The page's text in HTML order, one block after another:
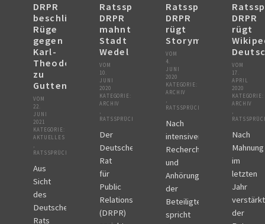
DRPR
beschließt
Rüge
gegen
Karl-
Theodor
zu
Guttenberg
VOM
22.
JUNI
2021
KATEGORIE:
AKTUELLES
RATSSPRÜCHE
Aus
Sicht
des
Deutschen
Rats
Ratsspruch
DRPR
mahnt
Stadt
Wedel
VOM
10.
JUNI
2020
KATEGORIE:
ARCHIV
RATSSPRÜCHE
Der
Deutsche
Rat
für
Public
Relations
(DRPR)
Ratsspruch
DRPR
rügt
Storymachine
VOM
4.
JUNI
2020
KATEGORIE:
ARCHIV
RATSSPRÜCHE
Nach
intensiver
Recherche
und
Anhörung
der
Beteiligten
spricht
DRPR
rügt
VOM
17.
APRIL
2020
KATEGORIE:
ARCHIV
Nach
Mahnung
im
letzten
Jahr
verstärkt
der